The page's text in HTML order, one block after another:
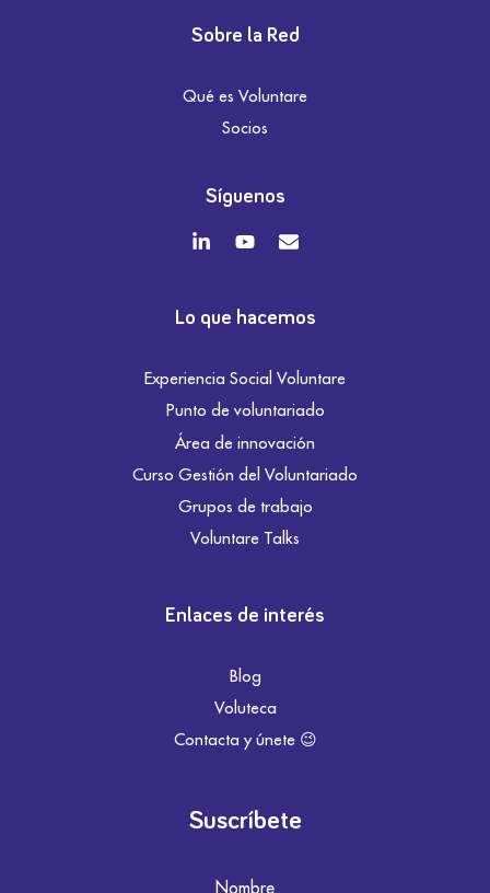
Sobre la Red
Qué es Voluntare
Socios
Síguenos
Lo que hacemos
Experiencia Social Voluntare
Punto de voluntariado
Área de innovación
Curso Gestión del Voluntariado
Grupos de trabajo
Voluntare Talks
Enlaces de interés
Blog
Voluteca
Contacta y únete 😉
Suscríbete
Nombre